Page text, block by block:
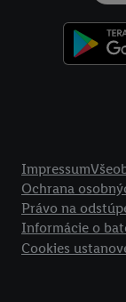
Impressum
Ochrana
Právo na
Informácie o
Cookies